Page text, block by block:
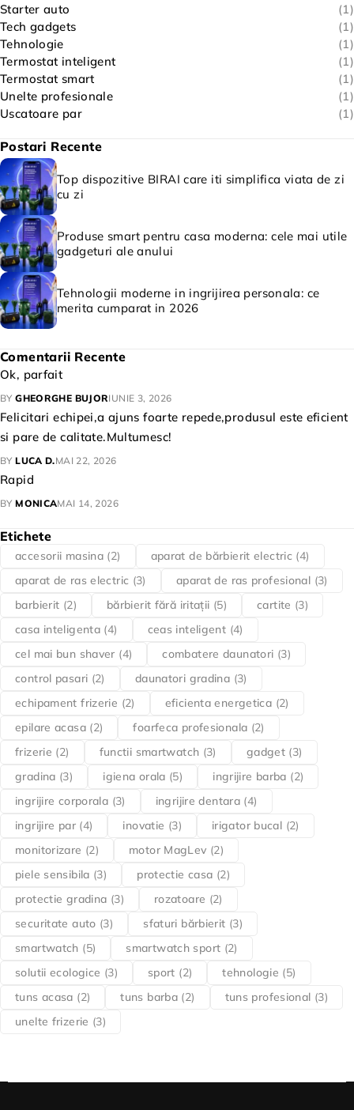
Starter auto
(1)
Tech gadgets
(1)
Tehnologie
(1)
Termostat inteligent
(1)
Termostat smart
(1)
Unelte profesionale
(1)
Uscatoare par
(1)
Postari Recente
Top dispozitive BIRAI care iti simplifica viata de zi
cu zi
Produse smart pentru casa moderna: cele mai utile
gadgeturi ale anului
Tehnologii moderne in ingrijirea personala: ce
merita cumparat in 2026
Comentarii Recente
Ok, parfait
BY GHEORGHE BUJORIUNIE 3, 2026
Felicitari echipei,a ajuns foarte repede,produsul este eficient
si pare de calitate.Multumesc!
BY LUCA D.MAI 22, 2026
Rapid
BY MONICAMAI 14, 2026
Etichete
accesorii masina (2) aparat de bărbierit electric (4)
aparat de ras electric (3) aparat de ras profesional (3)
barbierit (2) bărbierit fără iritații (5) cartite (3)
casa inteligenta (4) ceas inteligent (4)
cel mai bun shaver (4) combatere daunatori (3)
control pasari (2) daunatori gradina (3)
echipament frizerie (2) eficienta energetica (2)
epilare acasa(2) foarfeca profesionala (2)
frizerie (2) functii smartwatch (3) gadget (3)
gradina (3) igiena orala (5) ingrijire barba (2)
ingrijire corporala (3) ingrijire dentara (4)
ingrijire par(4) inovatie (3) irigator bucal (2)
monitorizare (2) motor MagLev (2)
piele sensibila (3) protectie casa (2)
protectie gradina (3) rozatoare (2)
securitate auto (3) sfaturi bărbierit (3)
smartwatch (5) smartwatch sport (2)
solutii ecologice (3) sport (2) tehnologie (5)
tuns acasa (2) tuns barba (2) tuns profesional (3)
unelte frizerie (3)